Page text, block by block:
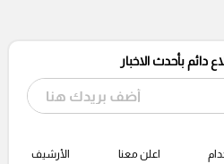
دائم بأحدث الاخبار
اعلن معنا الأرشيف